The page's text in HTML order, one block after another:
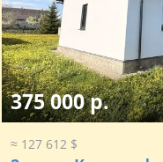
375 000 р.
≈ 127 612 $